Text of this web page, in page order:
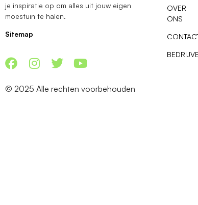
je inspiratie op om alles uit jouw eigen
moestuin te halen.
Sitemap
© 2025 Alle rechten voorbehouden
OVER
ONS